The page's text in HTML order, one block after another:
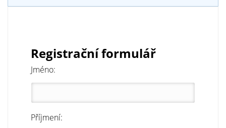
Registrační formulář
Jméno:
Příjmení: